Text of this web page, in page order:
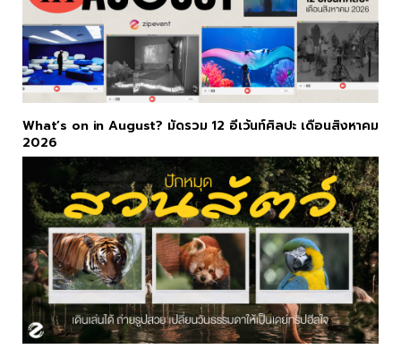
What’s on in August? มัดรวม 12 อีเว้นท์ศิลปะ เดือนสิงหาคม
2026